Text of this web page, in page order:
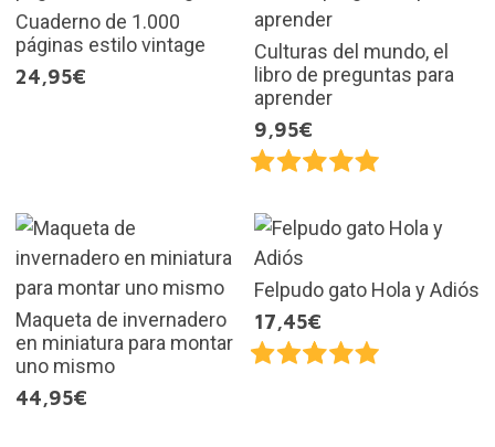
Cuaderno de 1.000
páginas estilo vintage
24,95€
Culturas del mundo, el
libro de preguntas para
aprender
9,95€
Maqueta de invernadero
en miniatura para montar
uno mismo
44,95€
Felpudo gato Hola y Adiós
17,45€